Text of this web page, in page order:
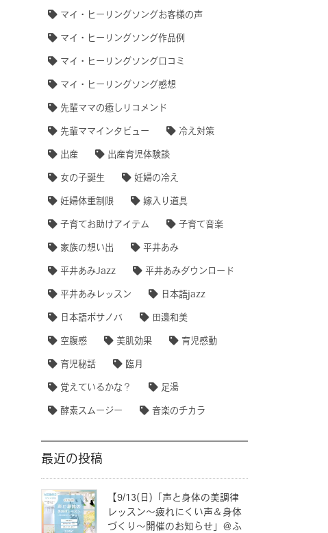
マイ・ヒーリングソングお客様の声
マイ・ヒーリングソング作品例
マイ・ヒーリングソング口コミ
マイ・ヒーリングソング感想
先輩ママの癒しリコメンド
先輩ママインタビュー 冷え対策
出産 出産育児体験談
女の子誕生 妊婦の冷え
妊婦体重制限 嫁入り道具
子育てお助けアイテム 子育て音楽
家族の想い出 平井あみ
平井あみJazz 平井あみダウンロード
平井あみレッスン 日本語jazz
日本語ボサノバ 田邊和美
空腹感 美肌効果 育児感動
育児秘話 臨月
覚えているかな？ 足湯
酵素スムージー 音楽のチカラ
最近の投稿
【9/13(日)「声と身体の美調律
レッスン〜疲れにくい声＆身体
づくり〜開催のお知らせ」＠ふ